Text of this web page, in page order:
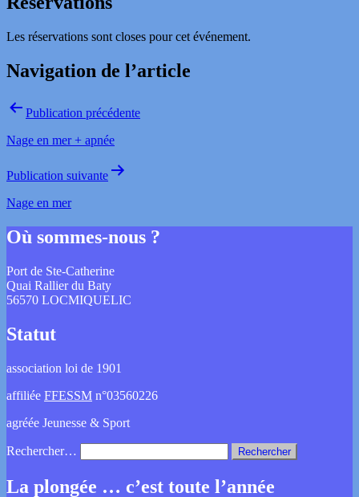
Les réservations sont closes pour cet événement.
Navigation de l’article
Publication précédente
Nage en mer + apnée
Publication suivante
Nage en mer
Où sommes-nous ?
Port de Ste-Catherine
Quai Rallier du Baty
56570 LOCMIQUELIC
Statut
association loi de 1901
affiliée FFESSM n°03560226
agréée Jeunesse & Sport
Rechercher…
La plongée … c’est toute l’année